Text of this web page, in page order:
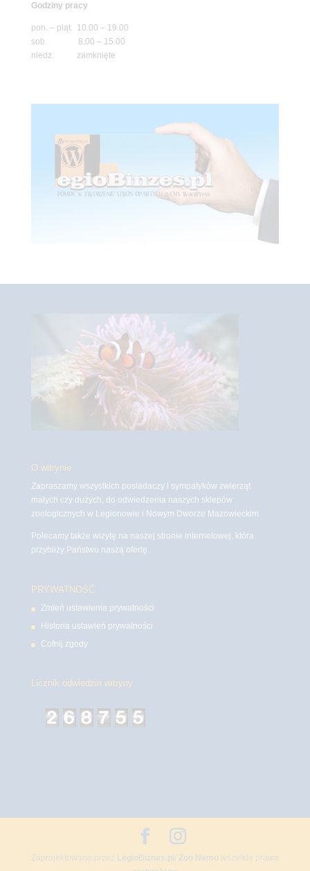
Godziny pracy
pon. – piąt. 10.00 – 19.00
sob. 8.00 – 15.00
niedz. zamknięte
O witrynie
Zapraszamy wszystkich posiadaczy i sympatyków zwierząt
małych czy dużych, do odwiedzenia naszych sklepów
zoologicznych w Legionowie i Nowym Dworze Mazowieckim
Polecamy także wizytę na naszej stronie internetowej, która
przybliży Państwu naszą ofertę.
PRYWATNOŚĆ
Zmień ustawienia prywatności
Historia ustawień prywatności
Cofnij zgody
Licznik odwiedzin witryny
Zaprojektowane przez LegioBiznes.pl/ Zoo Nemowszelkie prawa